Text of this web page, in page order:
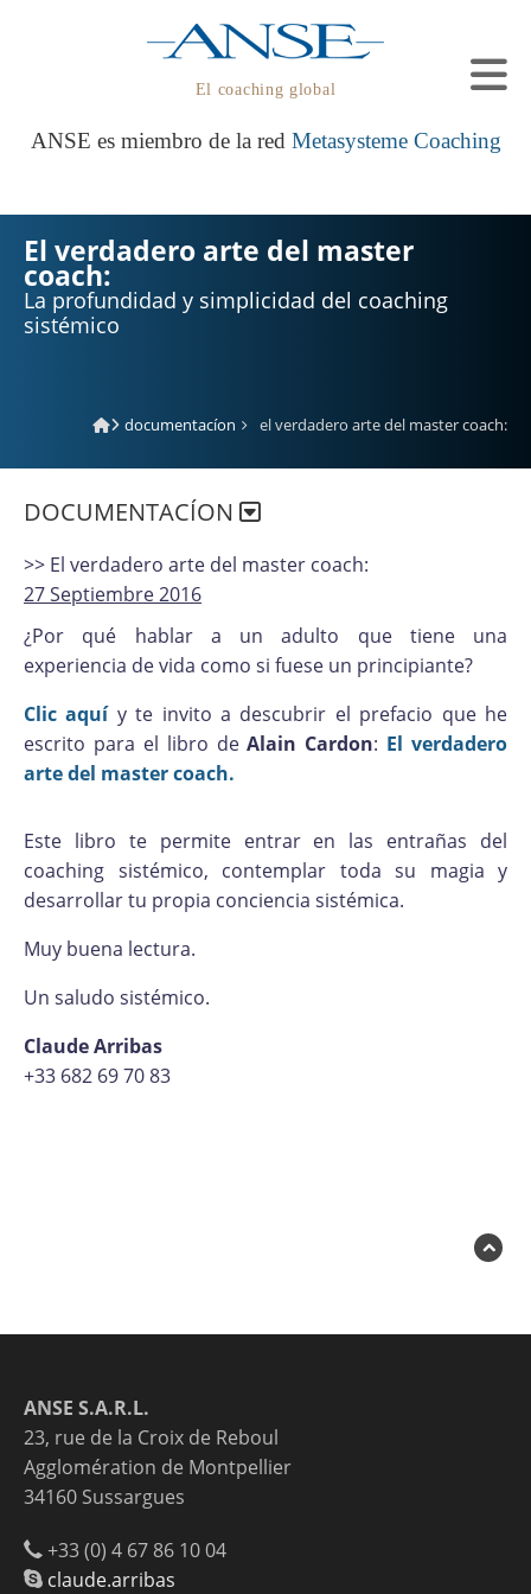
El coaching global
ANSE es miembro de la red Metasysteme Coaching
El verdadero arte del master
coach:
La profundidad y simplicidad del coaching
sistémico
documentacíon el verdadero arte del master coach:
DOCUMENTACÍON
>> El verdadero arte del master coach:
27 Septiembre 2016
¿Por qué hablar a un adulto que tiene una
experiencia de vida como si fuese un principiante?
Clic aquíy te invito a descubrir el prefacio que he
escrito para el libro deAlain Cardon: El verdadero
arte del master coach.
Este libro te permite entrar en las entrañas del
coaching sistémico, contemplar toda su magia y
desarrollar tu propia conciencia sistémica.
Muy buena lectura.
Un saludo sistémico.
Claude Arribas
+33 682 69 70 83
ANSE S.A.R.L.
23, rue de la Croix de Reboul
Agglomération de Montpellier
34160 Sussargues
+33 (0) 4 67 86 10 04
claude.arribas